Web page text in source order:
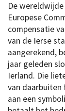
De
Europese
compensatie
van de Ierse
aangerekend,
jaar geleden
Ierland. Die
van daarbuiten
aan een